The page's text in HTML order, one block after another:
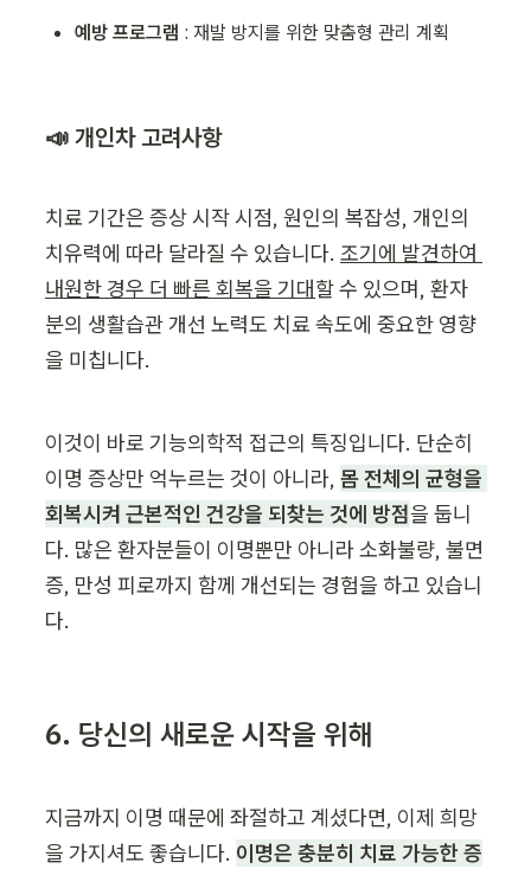
예방 프로그램 : 재발 방지를 위한 맞춤형 관리 계획
📣 개인차 고려사항
치료 기간은 증상 시작 시점, 원인의 복잡성, 개인의
치유력에 따라 달라질 수 있습니다. 조기에 발견하여
내원한 경우 더 빠른 회복을 기대할 수 있으며, 환자
분의 생활습관 개선 노력도 치료 속도에 중요한 영향
을 미칩니다.
이것이 바로 기능의학적 접근의 특징입니다. 단순히
이명 증상만 억누르는 것이 아니라, 몸 전체의 균형을
회복시켜 근본적인 건강을 되찾는 것에 방점을 둡니
다. 많은 환자분들이 이명뿐만 아니라 소화불량, 불면
증, 만성 피로까지 함께 개선되는 경험을 하고 있습니
다.
6. 당신의 새로운 시작을 위해
지금까지 이명 때문에 좌절하고 계셨다면, 이제 희망
을 가지셔도 좋습니다. 이명은 충분히 치료 가능한 증